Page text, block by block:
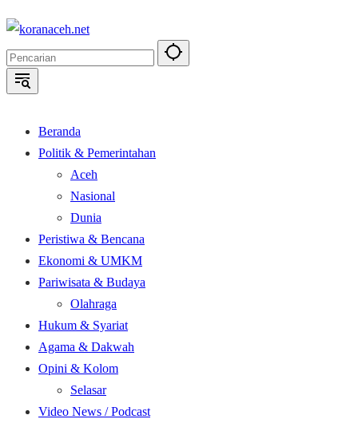
Langsung
konten
Beranda
Politik & Pemerintahan
Aceh
Nasional
Dunia
Peristiwa & Bencana
Ekonomi & UMKM
Pariwisata & Budaya
Olahraga
Hukum & Syariat
Agama & Dakwah
Opini & Kolom
Selasar
Video News / Podcast